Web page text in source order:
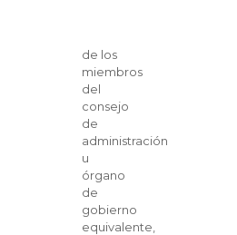
de los
miembros
del
consejo
de
administración
u
órgano
de
gobierno
equivalente,